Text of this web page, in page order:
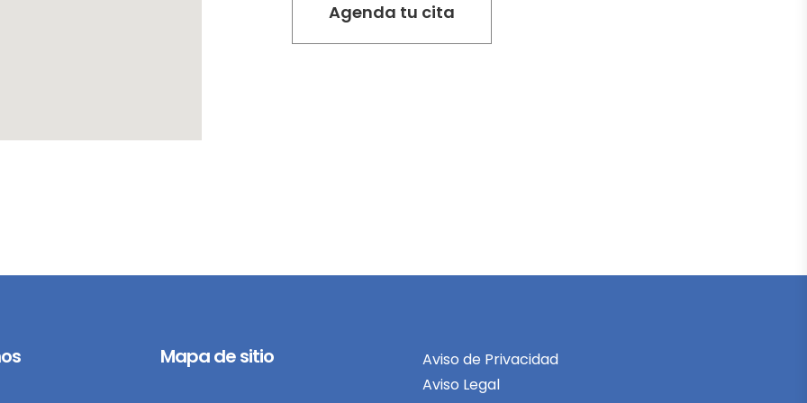
Mapa de sitio
Aviso de Privacidad
Aviso Legal